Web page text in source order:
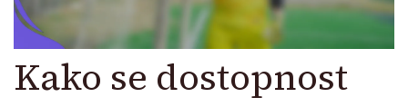
Kako se dostopnost